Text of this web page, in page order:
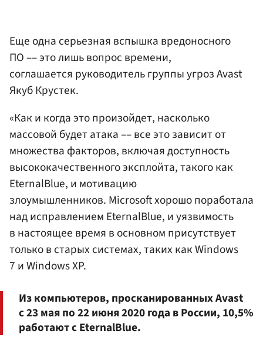
Еще одна серьезная вспышка вредоносного
ПО –– это лишь вопрос времени,
соглашается руководитель группы угроз Avast
Якуб Крустек.
«Как и когда это произойдет, насколько
массовой будет атака –– все это зависит от
множества факторов, включая доступность
высококачественного эксплойта, такого как
EternalBlue, и мотивацию
злоумышленников. Microsoft хорошо поработала
над исправлением EternalBlue, и уязвимость
в настоящее время в основном присутствует
только в старых системах, таких как Windows
7 и Windows XP.
Из компьютеров, просканированных Avast
с 23 мая по 22 июня 2020 года в России, 10,5%
работают с EternalBlue.